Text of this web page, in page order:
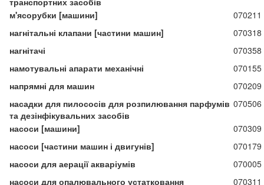
м'ясорубки [машини]
070211
нагнітальні клапани [частини машин]
070318
нагнітачі
070358
намотувальні апарати механічні
070155
напрямні для машин
070209
насадки для пилососів для розпилювання парфумів
та дезінфікувальних засобів
070506
насоси [машини]
070309
насоси [частини машин і двигунів]
070179
насоси для аерації акваріумів
070005
насоси для опалювального устатковання
070311